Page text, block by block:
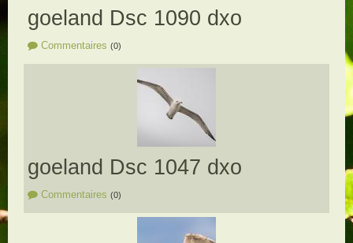
goeland Dsc 1090 dxo
Commentaires (0)
goeland Dsc 1047 dxo
Commentaires (0)